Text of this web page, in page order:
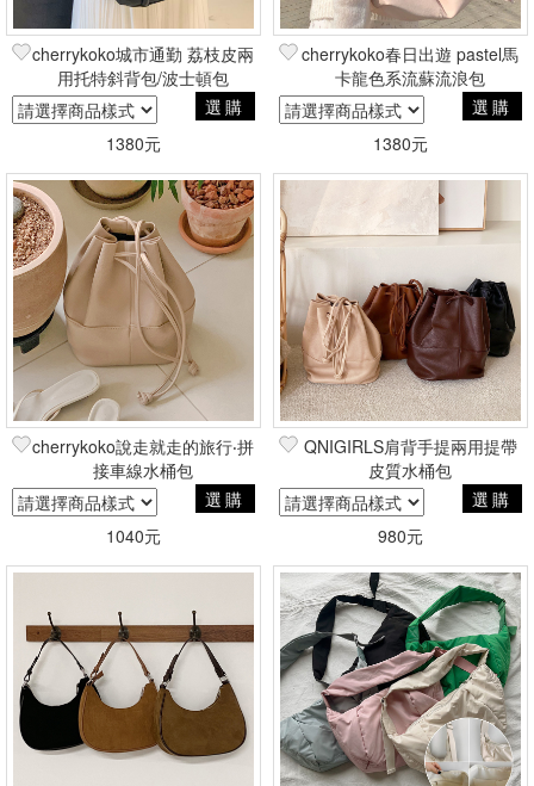
cherrykoko城市通勤 荔枝皮兩
用托特斜背包/波士頓包
選購
1380元
cherrykoko春日出遊 pastel馬
卡龍色系流蘇流浪包
選購
1380元
cherrykoko說走就走的旅行‧拼
接車線水桶包
選購
1040元
QNIGIRLS肩背手提兩用提帶
皮質水桶包
選購
980元